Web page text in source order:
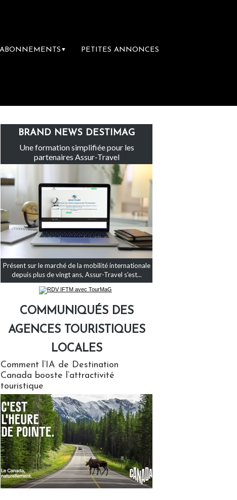
ABONNEMENTS ▼ PETITES ANNONCES
: un droit inachevé totalement abandonné
BRAND NEWS DESTIMAG
Une formation simplifiée pour les
partenaires Assur-Travel
Présent sur le marché de la mobilité internationale
depuis plus de vingt ans, Assur-Travel s'est...
COMMUNIQUÉS DES
AGENCES TOURISTIQUES
LOCALES
Comment l’IA de Destination
Canada booste l’attractivité
touristique